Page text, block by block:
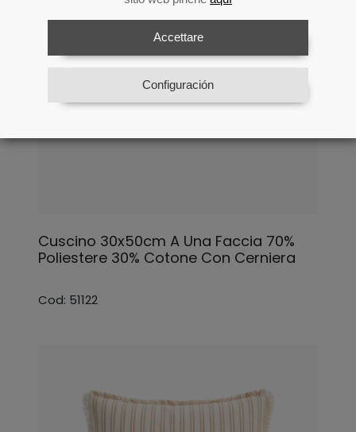
Accettare
Configuración
Cuscino 30x50cm A Una Faccia 70%
Poliestere 30% Cotone Con Cerniera
Cod: 51122